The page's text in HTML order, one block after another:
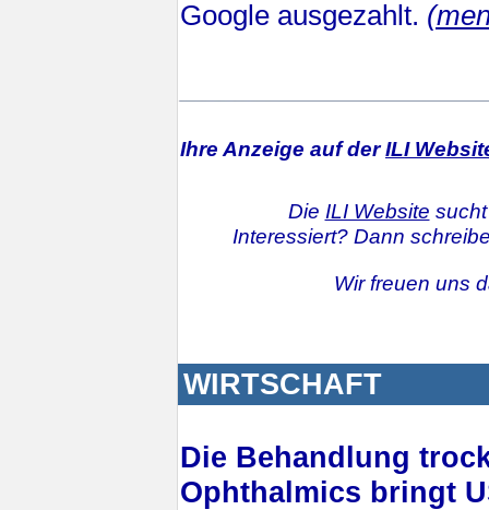
Google ausgezahlt.
Ihre Anzeige auf derILI
Die ILI Website
Interessiert? Dann
Wir freuen uns
WIRTSCHAFT
Die Behandlung
Ophthalmics bringt